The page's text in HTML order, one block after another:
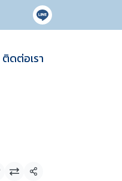
ติดต่อเรา
แชร์